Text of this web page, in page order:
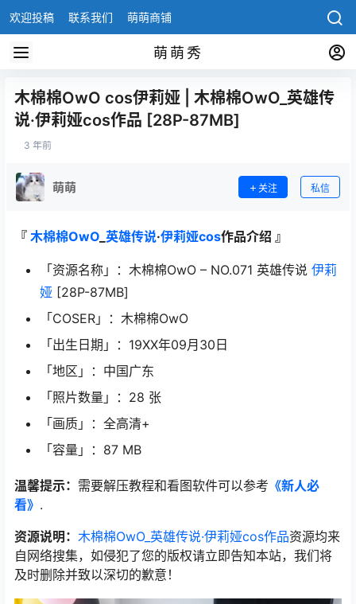
欢迎投稿 联系我们 萌萌商铺
萌萌秀
木棉棉OwO cos伊莉娅 | 木棉棉OwO_英雄传
说·伊莉娅cos作品 [28P-87MB]
3 年前
萌萌 关注 私信
『 木棉棉OwO 英雄传说·伊莉娅cos作品介绍 』
「资源名称」：木棉棉OwO – NO.071 英雄传说 伊莉
娅 [28P-87MB]
「COSER」：木棉棉OwO
「出生日期」：19XX年09月30日
「地区」：中国广东
「照片数量」：28 张
「画质」：全高清+
「容量」：87 MB
温馨提示： 需要解压教程和看图软件可以参考 《新人必
看》 .
资源说明： 木棉棉OwO_英雄传说·伊莉娅cos作品资源均来
自网络搜集，如侵犯了您的版权请立即告知本站，我们将
及时删除并致以深切的歉意！